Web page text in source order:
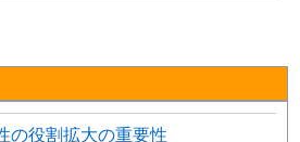
の役割拡大の重要性